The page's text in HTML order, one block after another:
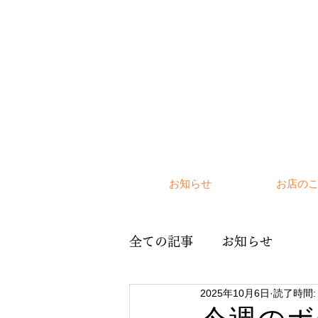
お知らせ お店の
全ての記事 お知らせ
2025年10月6日 読了時間